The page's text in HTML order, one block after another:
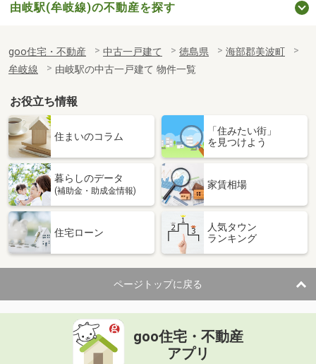
由岐駅(牟岐線)の不動産を探す
goo住宅・不動産 中古一戸建て 徳島県
海部郡美波町
牟岐線
由岐駅の中古一戸建て 物件一覧
お役立ち情報
住まいのコラム
「住みたい街」
を見つけよう
暮らしのデータ
(補助金・助成金情報)
家賃相場
住宅ローン
人気タウン
ランキング
ページトップに戻る
goo住宅・不動産
アプリ